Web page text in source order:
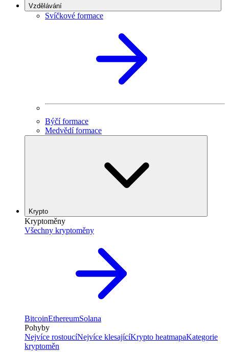
Vzdělávání
Svíčkové formace
Býčí formace
Medvědí formace
Krypto
Kryptoměny
Všechny kryptoměny
BitcoinEthereumSolana
Pohyby
Nejvíce rostoucíNejvíce klesajícíKrypto heatmapaKategorie
kryptoměn